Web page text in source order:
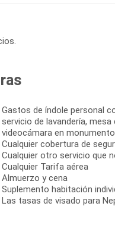
Gastos de índole personal
servicio de lavandería,
videocámara en
Cualquier cobertura de
Cualquier otro servicio que
Cualquier Tarifa aérea
Almuerzo y cena
Suplemento habitación
Las tasas de visado para